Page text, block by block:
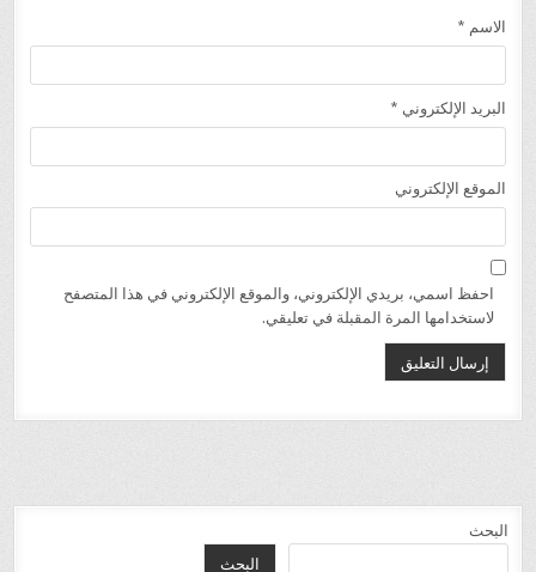
الاسم *
البريد الإلكتروني *
الموقع الإلكتروني
احفظ اسمي، بريدي الإلكتروني، والموقع الإلكتروني في هذا المتصفح
لاستخدامها المرة المقبلة في تعليقي.
البحث
البحث